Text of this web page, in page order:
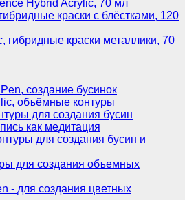
Hybrid Acrylic, 70 мл
краски с блёстками, 120
гибридные краски металлики, 70
создание бусинок
объёмные контуры
для создания бусин
как медитация
для создания бусин и
для создания объемных
- для создания цветных